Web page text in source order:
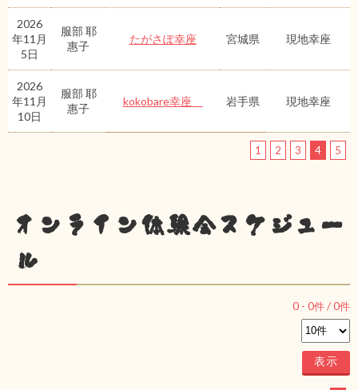
2026
年11月
5日
服部 耶
惠子
たがさぽ幸座 宮城県 現地幸座
2026
年11月
10日
服部 耶
惠子
kokobare幸座 岩手県 現地幸座
1 2 3 4 5
オンライン体験会スケジュー
ル
0 - 0件 /0件